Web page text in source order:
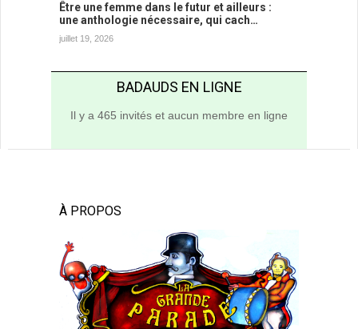
Être une femme dans le futur et ailleurs :
une anthologie nécessaire, qui cach…
juillet 19, 2026
BADAUDS EN LIGNE
Il y a 465 invités et aucun membre en ligne
À PROPOS